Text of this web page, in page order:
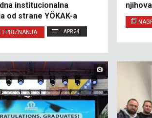
institucionalna
od strane YÖKAK-a
I PRIZNANJA APR 24